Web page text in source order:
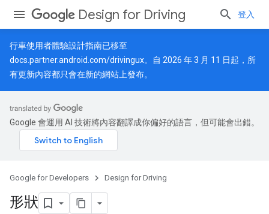
Design for Driving 登入
行車使用者體驗設計指南已移至
docs.partner.android.com/drivingux。自 2026 年 3 月 11 日起，所
有更新內容都只會在新的網站上發布。
Google 會運用 AI 技術將內容翻譯成你偏好的語言，但可能會出錯。
Google for Developers Design for Driving
形狀